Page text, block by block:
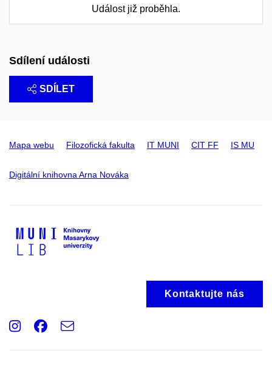
Událost již proběhla.
Sdílení události
SDÍLET
Mapa webu Filozofická fakulta IT MUNI CIT FF IS MU
Digitální knihovna Arna Nováka
Kontaktujte nás
Instagram
Facebook
e-